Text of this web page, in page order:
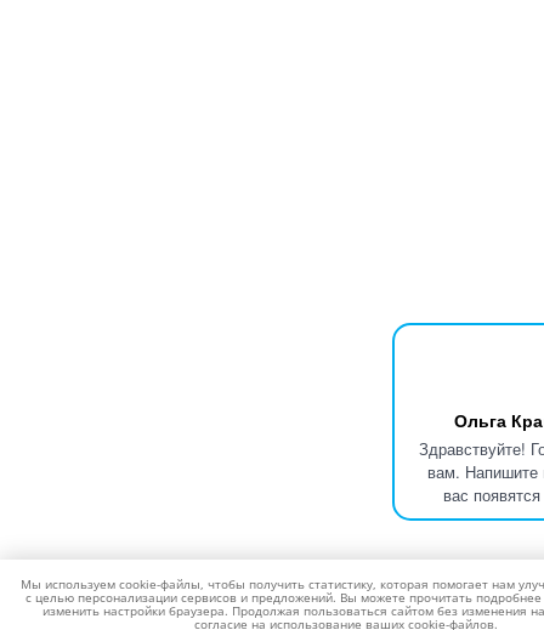
Ольга
Здравствуйте!
вам. Напишите
вас
Мы используем cookie-файлы, чтобы получить статистику, которая помогает нам
с целью персонализации сервисов и предложений. Вы можете прочитать
изменить настройки браузера. Продолжая пользоваться сайтом без изменения
согласие на использование ваших cookie-файлов.